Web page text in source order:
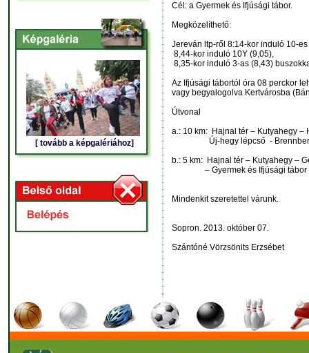
[ tovább a képgalériához]
Cél: a Gyermek és Ifjúsági tábor.
Megközelíthető:
Jereván ltp-ről 8:14-kor induló 10-es
8,44-kor induló 10Y (9,05),
8,35-kor induló 3-as (8,43)
Az Ifjúsági tábortól óra 08 perckor
vagy begyalogolva Kertvárosba
Útvonal
a.: 10 km: Hajnal tér – Kutyahegy –
Új-hegy lépcső - Brennbergi
b.: 5 km: Hajnal tér – Kutyahegy –
– Gyermek és Ifjúsági tábor
Mindenkit szeretettel várunk.
Sopron. 2013. október 07.
Szántóné Vörzsönits Erzsébet